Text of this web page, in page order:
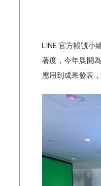
LINE 官方帳號小
著度，今年展開
應用到成果發表